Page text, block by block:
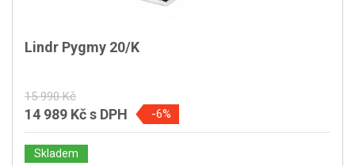
Lindr Pygmy 20/K
15 990 Kč
14 989 Kčs DPH -6%
Skladem